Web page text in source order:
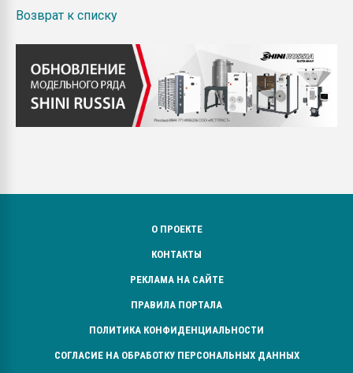
Возврат к списку
О ПРОЕКТЕ
КОНТАКТЫ
РЕКЛАМА НА САЙТЕ
ПРАВИЛА ПОРТАЛА
ПОЛИТИКА КОНФИДЕНЦИАЛЬНОСТИ
СОГЛАСИЕ НА ОБРАБОТКУ ПЕРСОНАЛЬНЫХ ДАННЫХ